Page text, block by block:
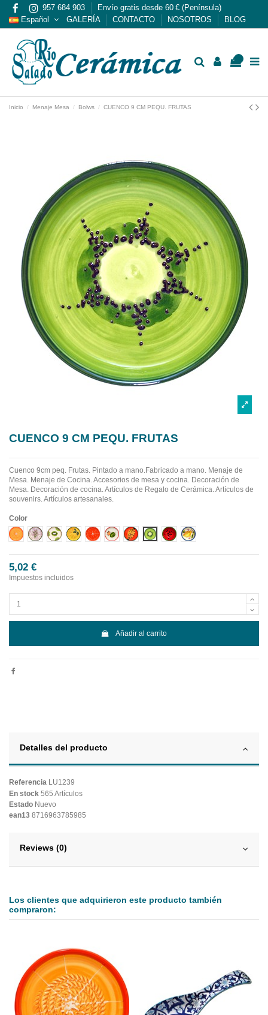
957 684 903
Envío gratis desde 60 € (Península)
Español
GALERÍA CONTACTO NOSOTROS BLOG
Inicio Menaje Mesa Bolws CUENCO 9 CM PEQU. FRUTAS
CUENCO 9 CM PEQU. FRUTAS
Cuenco 9cm peq. Frutas. Pintado a mano.Fabricado a mano. Menaje de
Mesa. Menaje de Cocina. Accesorios de mesa y cocina. Decoración de
Mesa. Decoración de cocina. Artículos de Regalo de Cerámica. Artículos de
souvenirs. Artículos artesanales.
Color
Diseño 1Diseño 10Diseño 2Diseño 3Diseño 4Diseño 5Diseño 6Diseño 7Diseño 8Diseño 9
5,02 €
Impuestos incluidos
Añadir al carrito
Detalles del producto
Referencia LU1239
En stock 565 Artículos
Estado Nuevo
ean13 8716963785985
Reviews (0)
Los clientes que adquirieron este producto también
compraron: